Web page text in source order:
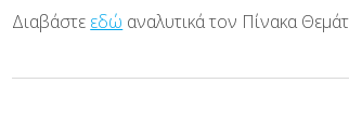
Διαβάστε εδώ αναλυτικά τον Πίνακα